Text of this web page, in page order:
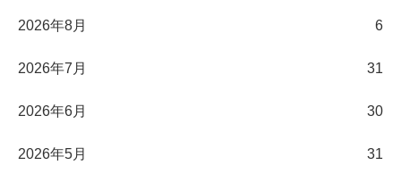
2026年8月 6
2026年7月 31
2026年6月 30
2026年5月 31